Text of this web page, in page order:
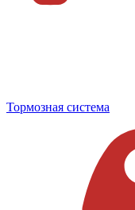
Тормозная система